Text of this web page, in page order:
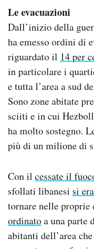
Le evacuazioni
Dall’inizio della
ha emesso ordini di
riguardato il 14 per
in particolare i
e tutta l’area a sud
Sono zone abitate
sciiti e in cui
ha molto sostegno.
più di un milione di
Con il cessate il
sfollati libanesi si
tornare nelle proprie
ordinatoa una parte
abitanti dell’area